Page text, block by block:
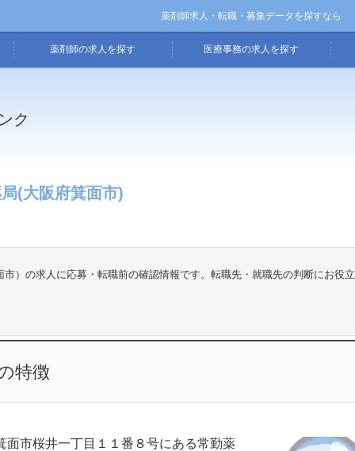
薬剤師求人・転職・募集データを探すなら
薬剤師の求人を探す 医療事務の求人を探す
ク
(大阪府箕面市)
市）の求人に応募・転職前の確認情報です。転職先・就職先の判断にお役立
特徴
面市桜井一丁目１１番８号にある常勤薬